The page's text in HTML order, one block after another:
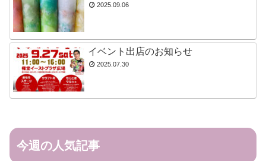
2025.09.06
イベント出店のお知らせ
2025.07.30
今週の人気記事